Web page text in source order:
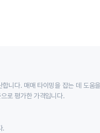
니다. 매매 타이밍을 잡는 데 도움
로 평가한 가격입니다.
.